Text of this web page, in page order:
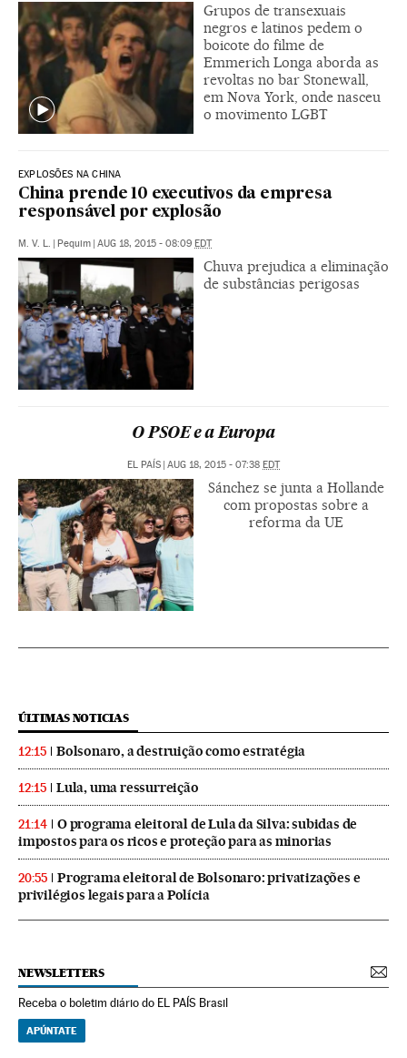
Grupos de transexuais
negros e latinos pedem o
boicote do filme de
Emmerich Longa aborda as
revoltas no bar Stonewall,
em Nova York, onde nasceu
o movimento LGBT
EXPLOSÕES NA CHINA
China prende 10 executivos da empresa
responsável por explosão
M. V. L. | Pequim | AUG 18, 2015 - 08:09 EDT
Chuva prejudica a eliminação
de substâncias perigosas
O PSOE e a Europa
EL PAÍS | AUG 18, 2015 - 07:38 EDT
Sánchez se junta a Hollande
com propostas sobre a
reforma da UE
ÚLTIMAS NOTICIAS
12:15 Bolsonaro, a destruição como estratégia
12:15 Lula, uma ressurreição
21:14
O programa eleitoral de Lula da Silva: subidas de
impostos para os ricos e proteção para as minorias
20:55
Programa eleitoral de Bolsonaro: privatizações e
privilégios legais para a Polícia
NEWSLETTERS
Receba o boletim diário do EL PAÍS Brasil
APÚNTATE